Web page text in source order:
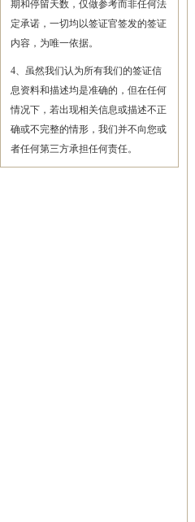
期和停留天数，仅做参考而非任何法
定承诺，一切均以签证官签发的签证
内容，为唯一依据。
4、虽然我们认为所有我们的签证信
息资料和描述均是准确的，但在任何
情况下，若出现相关信息或描述不正
确或不完整的情形，我们并不向您或
者任何第三方承担任何责任。